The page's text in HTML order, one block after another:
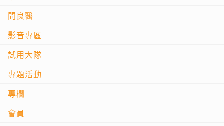
問良醫
影音專區
試用大隊
專題活動
專欄
會員